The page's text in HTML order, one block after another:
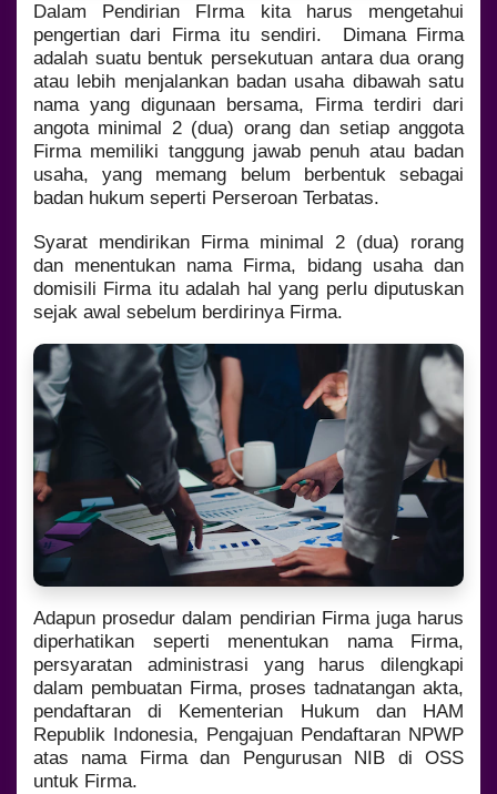
Dalam Pendirian FIrma kita harus mengetahui
pengertian dari Firma itu sendiri. Dimana Firma
adalah suatu bentuk persekutuan antara dua orang
atau lebih menjalankan badan usaha dibawah satu
nama yang digunaan bersama, Firma terdiri dari
angota minimal 2 (dua) orang dan setiap anggota
Firma memiliki tanggung jawab penuh atau badan
usaha, yang memang belum berbentuk sebagai
badan hukum seperti Perseroan Terbatas.
Syarat mendirikan Firma minimal 2 (dua) rorang
dan menentukan nama Firma, bidang usaha dan
domisili Firma itu adalah hal yang perlu diputuskan
sejak awal sebelum berdirinya Firma.
Adapun prosedur dalam pendirian Firma juga harus
diperhatikan seperti menentukan nama Firma,
persyaratan administrasi yang harus dilengkapi
dalam pembuatan Firma, proses tadnatangan akta,
pendaftaran di Kementerian Hukum dan HAM
Republik Indonesia, Pengajuan Pendaftaran NPWP
atas nama Firma dan Pengurusan NIB di OSS
untuk Firma.